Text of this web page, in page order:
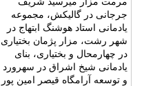
جرجانی در گالیکش، مجموعه
یادمانی استاد هوشنگ ابتهاج در
شهر رشت، مزار پژمان بختیاری
در چهارمحال و بختیاری، بنای
یادمانی شیخ اشراق در سهرورد
و توسعه آرامگاه قیصر امین پور